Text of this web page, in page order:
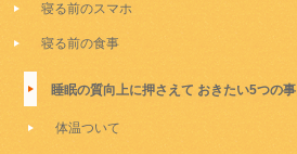
寝る前のスマホ
寝る前の食事
睡眠の質向上に押さえて おきたい5つの事
体温ついて